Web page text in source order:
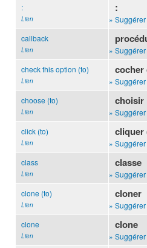
:
Lien
:
»
callback
Lien
»
check this option (to)
Lien
cocher
»
choose (to)
Lien
choisir
»
click (to)
Lien
cliquer
»
class
Lien
classe
»
clone (to)
Lien
cloner
»
clone
Lien
clone
»